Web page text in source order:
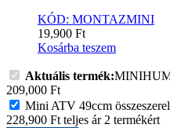
KÓD: MONTAZMINI
19,900 Ft
Kosárba teszem
Aktuális termék:
209,000 Ft
Mini ATV 49ccm
228,900 Ft teljes ár 2 termékért